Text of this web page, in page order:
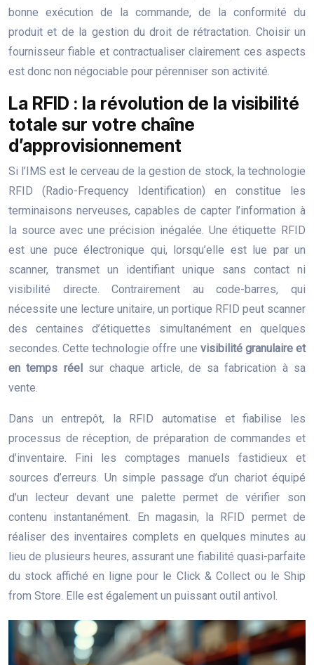
bonne exécution de la commande, de la conformité du
produit et de la gestion du droit de rétractation. Choisir un
fournisseur fiable et contractualiser clairement ces aspects
est donc non négociable pour pérenniser son activité.
La RFID : la révolution de la visibilité
totale sur votre chaîne
d’approvisionnement
Si l’IMS est le cerveau de la gestion de stock, la technologie
RFID (Radio-Frequency Identification) en constitue les
terminaisons nerveuses, capables de capter l’information à
la source avec une précision inégalée. Une étiquette RFID
est une puce électronique qui, lorsqu’elle est lue par un
scanner, transmet un identifiant unique sans contact ni
visibilité directe. Contrairement au code-barres, qui
nécessite une lecture unitaire, un portique RFID peut scanner
des centaines d’étiquettes simultanément en quelques
secondes. Cette technologie offre une visibilité granulaire et
en temps réelsur chaque article, de sa fabrication à sa
vente.
Dans un entrepôt, la RFID automatise et fiabilise les
processus de réception, de préparation de commandes et
d’inventaire. Fini les comptages manuels fastidieux et
sources d’erreurs. Un simple passage d’un chariot équipé
d’un lecteur devant une palette permet de vérifier son
contenu instantanément. En magasin, la RFID permet de
réaliser des inventaires complets en quelques minutes au
lieu de plusieurs heures, assurant une fiabilité quasi-parfaite
du stock affiché en ligne pour le Click & Collect ou le Ship
from Store. Elle est également un puissant outil antivol.